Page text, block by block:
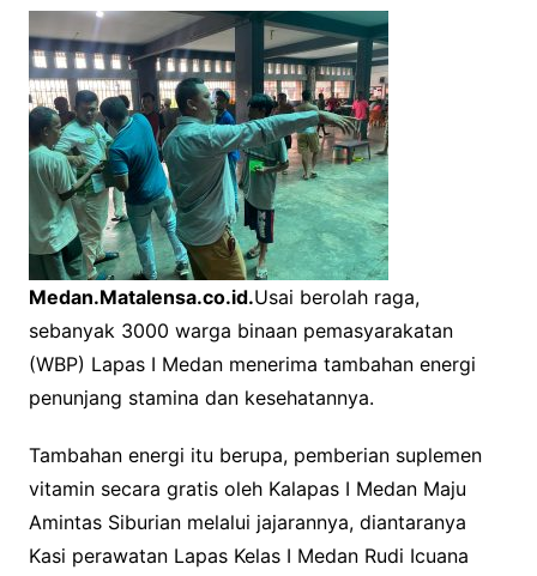
c
e
b
o
o
k
t
t
e
r
a
t
s
A
p
p
Medan.Matalensa.co.id.Usai berolah raga,
sebanyak 3000 warga binaan pemasyarakatan
(WBP) Lapas I Medan menerima tambahan energi
penunjang stamina dan kesehatannya.
Tambahan energi itu berupa, pemberian suplemen
vitamin secara gratis oleh Kalapas I Medan Maju
Amintas Siburian melalui jajarannya, diantaranya
Kasi perawatan Lapas Kelas I Medan Rudi Icuana